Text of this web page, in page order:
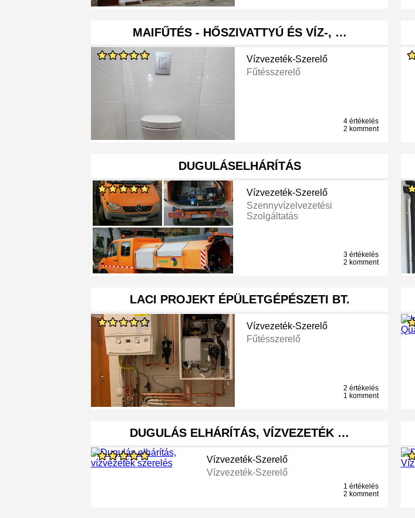
MAIFŰTÉS - HŐSZIVATTYÚ ÉS VÍZ-, …
Vízvezeték-Szerelő
Fűtésszerelő
4 értékelés
2 komment
DUGULÁSELHÁRÍTÁS
Vízvezeték-Szerelő
Szennyvízelvezetési
Szolgáltatás
3 értékelés
2 komment
LACI PROJEKT ÉPÜLETGÉPÉSZETI BT.
Vízvezeték-Szerelő
Fűtésszerelő
2 értékelés
1 komment
DUGULÁS ELHÁRÍTÁS, VÍZVEZETÉK …
Vízvezeték-Szerelő
Vízvezeték-Szerelő
1 értékelés
2 komment